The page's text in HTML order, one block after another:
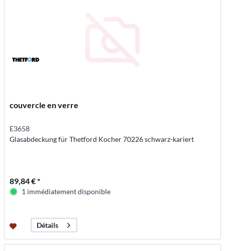
couvercle en verre
E3658
Glasabdeckung für Thetford Kocher 70226 schwarz-kariert
89,84 € *
1 immédiatement disponible
Détails